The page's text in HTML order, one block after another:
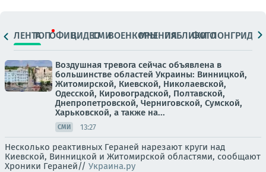
ЛЕНТАТОПОФИЦ.ВИДЕОСМИВОЕНКОРЫМНЕНИЯПАБЛИКИ
ФОТОЛОНГРИДЫ
Воздушная тревога сейчас объявлена в
большинстве областей Украины: Винницкой,
Житомирской, Киевской, Николаевской,
Одесской, Кировоградской, Полтавской,
Днепропетровской, Черниговской, Сумской,
Харьковской, а также на...
СМИ 13:27
Несколько реактивных Гераней нарезают круги над
Киевской, Винницкой и Житомирской областями, сообщают
Хроники Гераней// Украина.ру